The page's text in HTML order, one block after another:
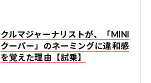
クルマジャーナリストが、「MINI
クーパー」のネーミングに違和感
を覚えた理由【試乗】